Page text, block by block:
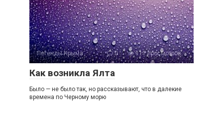
Легенды Крыма 0 111 просмотров
Как возникла Ялта
Было — не было так, но рассказывают, что в далекие
времена по Черному морю